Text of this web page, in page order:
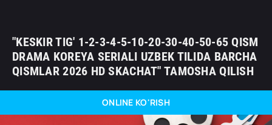
"KESKIR TIG' 1-2-3-4-5-10-20-30-40-50-65 QISM
DRAMA KOREYA SERIALI UZBEK TILIDA BARCHA
QISMLAR 2026 HD SKACHAT" TAMOSHA QILISH
ONLINE KO'RISH